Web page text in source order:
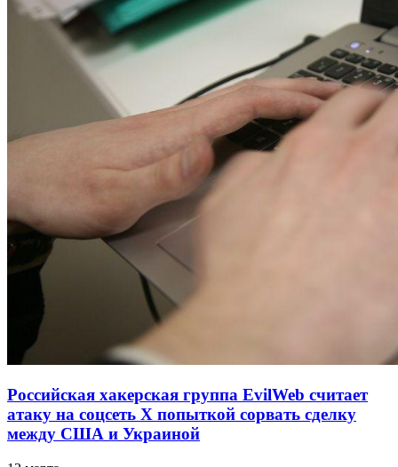
Российская хакерская группа EvilWeb считает
атаку на соцсеть Х попыткой сорвать сделку
между США и Украиной